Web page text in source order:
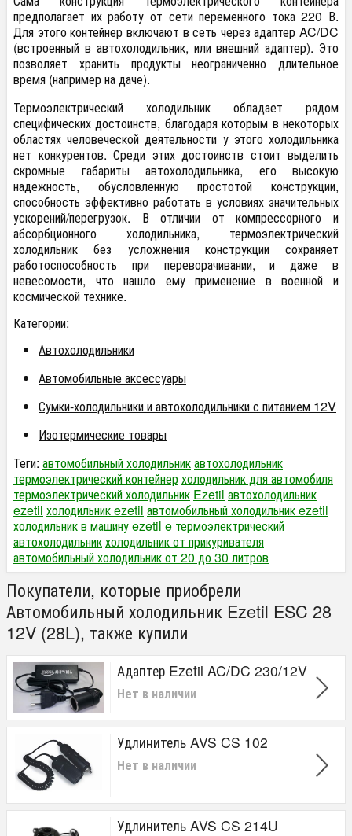
предполагает их работу от сети переменного тока 220 В.
Для этого контейнер включают в сеть через адаптер AC/DC
(встроенный в автохолодильник, или внешний адаптер). Это
позволяет хранить продукты неограниченно длительное
время (например на даче).
Термоэлектрический холодильник обладает рядом
специфических достоинств, благодаря которым в некоторых
областях человеческой деятельности у этого холодильника
нет конкурентов. Среди этих достоинств стоит выделить
скромные габариты автохолодильника, его высокую
надежность, обусловленную простотой конструкции,
способность эффективно работать в условиях значительных
ускорений/перегрузок. В отличии от компрессорного и
абсорбционного холодильника, термоэлектрический
холодильник без усложнения конструкции сохраняет
работоспособность при переворачивании, и даже в
невесомости, что нашло ему применение в военной и
космической технике.
Категории:
Автохолодильники
Автомобильные аксессуары
Сумки-холодильники и автохолодильники с питанием 12V
Изотермические товары
Теги: автомобильный холодильникавтохолодильник
термоэлектрический контейнерхолодильник для автомобиля
термоэлектрический холодильник Ezetil автохолодильник
ezetil холодильник ezetil автомобильный холодильник ezetil
холодильник в машинуezetil e термоэлектрический
автохолодильникхолодильник от прикуривателя
автомобильный холодильник от 20 до 30 литров
Покупатели, которые приобрели
Автомобильный холодильник Ezetil ESC 28
12V (28L), также купили
Адаптер Ezetil AC/DC 230/12V
Нет в наличии
Удлинитель AVS CS 102
Нет в наличии
Удлинитель AVS CS 214U